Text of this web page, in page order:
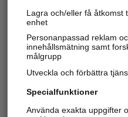
Lagra och/eller få åtkomst
enhet
Personanpassad reklam
innehållsmätning samt
målgrupp
Utveckla och förbättra
Specialfunktioner
Använda exakta uppgifter